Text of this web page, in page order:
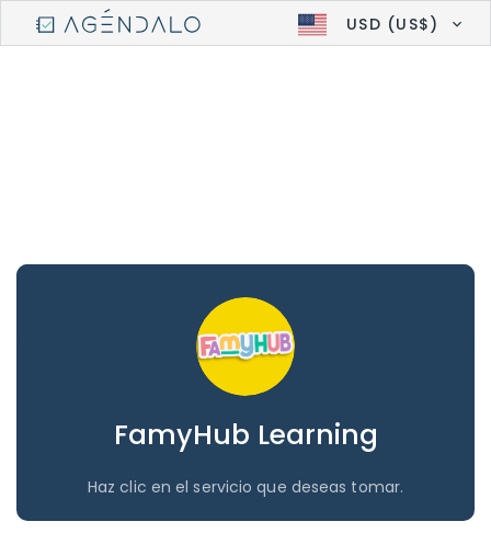
USD (US$)
FamyHub Learning
Haz clic en el servicio que deseas tomar.